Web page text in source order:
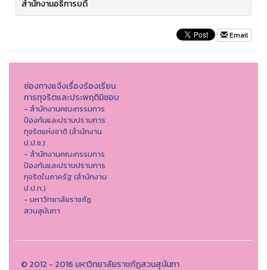
สำนักงานอธิการบดี
Email
ช่องทางแจ้งเรื่องร้องเรียน
การทุจริตและประพฤติมิชอบ
- สำนักงานคณะกรรมการ
ป้องกันและปราบปรามการ
ทุจริตแห่งชาติ (สำนักงาน
ป.ป.ช.)
- สำนักงานคณะกรรมการ
ป้องกันและปราบปรามการ
ทุจริตในภาครัฐ (สำนักงาน
ป.ป.ท.)
- มหาวิทยาลัยราชภัฏ
สวนสุนันทา
© 2012 - 2016 มหาวิทยาลัยราชภัฏสวนสุนันทา